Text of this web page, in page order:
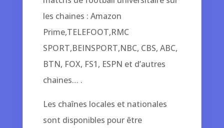
les chaines : Amazon
Prime,TELEFOOT,RMC
SPORT,BEINSPORT,NBC, CBS, ABC,
BTN, FOX, FS1, ESPN et d’autres
chaines… .
Les chaînes locales et nationales
sont disponibles pour être